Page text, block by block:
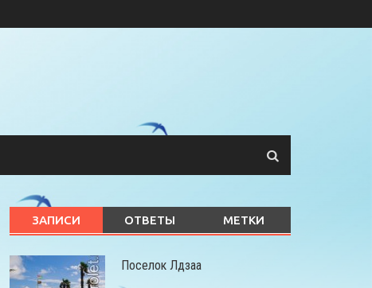
ЗАПИСИ ОТВЕТЫ МЕТКИ
Поселок Лдзаа